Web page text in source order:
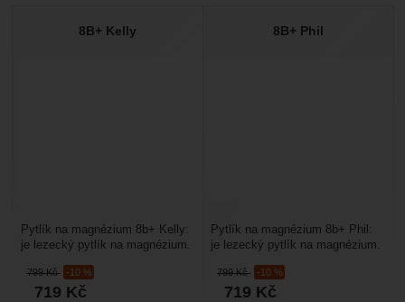
8B+ Kelly
799Kč -10 %
719 Kč
Pytlík na magnézium 8b+ Kelly:
je lezecký pytlík na magnézium.
karabinou. Má i držák...
8B+ Phil
799Kč -10 %
719 Kč
Pytlík na magnézium 8b+ Phil:
je lezecký pytlík na magnézium.
karabinou. Má i držák...